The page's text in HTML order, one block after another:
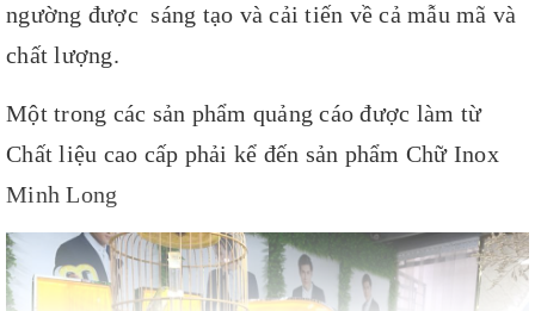
ngường được sáng tạo và cải tiến về cả mẫu mã và
chất lượng.
Một trong các sản phẩm quảng cáo được làm từ
Chất liệu cao cấp phải kể đến sản phẩm Chữ Inox
Minh Long